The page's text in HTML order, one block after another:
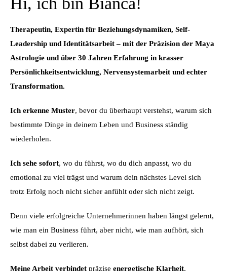
Therapeutin, Expertin für Beziehungsdynamiken, Self-
Leadership und Identitätsarbeit – mit der Präzision der Maya
Astrologie und über 30 Jahren Erfahrung in krasser
Persönlichkeitsentwicklung, Nervensystemarbeit und echter
Transformation.
Ich erkenne Muster, bevor du überhaupt verstehst, warum sich
bestimmte Dinge in deinem Leben und Business ständig
wiederholen.
Ich sehe sofort, wo du führst, wo du dich anpasst, wo du
emotional zu viel trägst und warum dein nächstes Level sich
trotz Erfolg noch nicht sicher anfühlt oder sich nicht zeigt.
Denn viele erfolgreiche Unternehmerinnen haben längst gelernt,
wie man ein Business führt, aber nicht, wie man aufhört, sich
selbst dabei zu verlieren.
Meine Arbeit verbindet präzise energetische Klarheit,